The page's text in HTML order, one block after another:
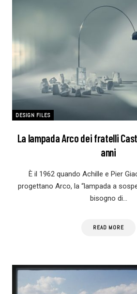
DESIGN FILES
La lampada Arco dei fratelli
anni
È il 1962 quando Achille e Pier
progettano Arco, la “lampada a
bisogno di…
READ MORE